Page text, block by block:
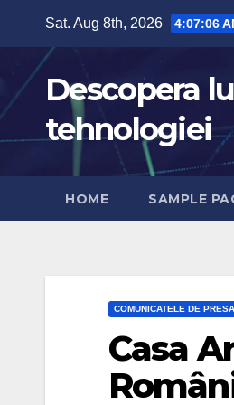
content
Sat. Aug 8th, 2026 4:07:07
Descopera
tehnologiei
HOME SAMPLE
COMUNICATELE DE PRESA
Casa